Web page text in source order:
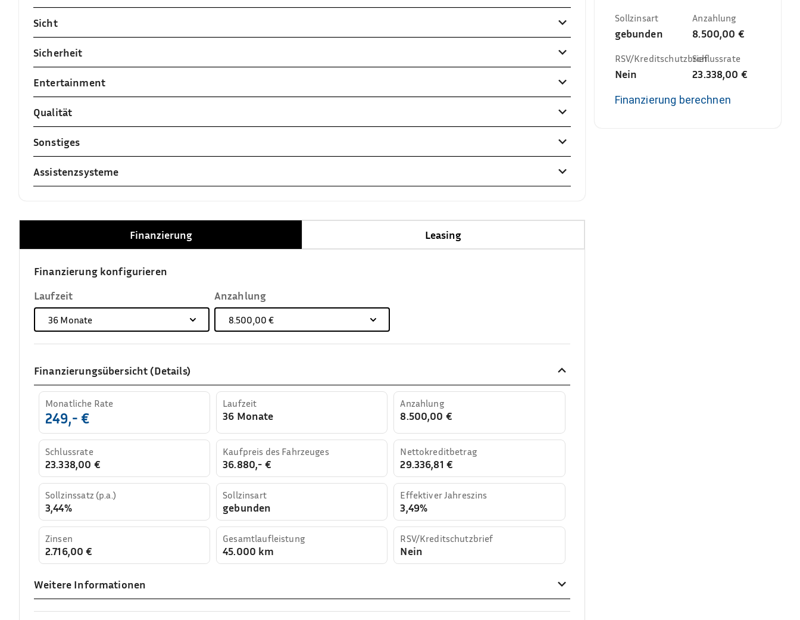
Sicht
Sicherheit
Entertainment
Qualität
Sonstiges
Assistenzsysteme
Finanzierung Leasing
Finanzierung konfigurieren
Laufzeit
36 Monate
Anzahlung
8.500,00 €
Finanzierungsübersicht (Details)
Monatliche Rate
249,- €
Laufzeit
36 Monate
Anzahlung
8.500,00 €
Schlussrate
23.338,00 €
Kaufpreis des Fahrzeuges
36.880,- €
Nettokreditbetrag
29.336,81 €
Sollzinssatz (p.a.)
3,44%
Sollzinsart
gebunden
Effektiver Jahreszins
3,49%
Zinsen
2.716,00 €
Gesamtlaufleistung
45.000 km
RSV/Kreditschutzbrief
Nein
Weitere Informationen
Sollzinsart
gebunden
Anzahlung
8.500,00 €
RSV/Kreditschutzbrief
Nein
Schlussrate
23.338,00 €
Finanzierung berechnen